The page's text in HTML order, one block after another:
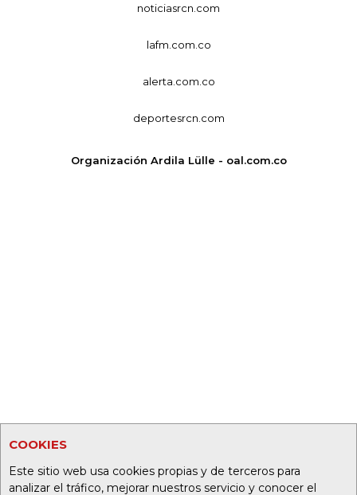
COOKIES
Este sitio web usa cookies propias y de terceros para
analizar el tráfico, mejorar nuestros servicio y conocer el
noticiasrcn.com
lafm.com.co
alerta.com.co
deportesrcn.com
Organización Ardila Lülle - oal.com.co